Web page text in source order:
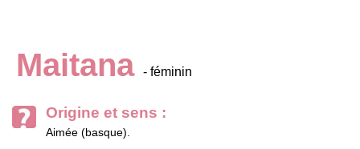
Maitana - féminin
Origine et sens :
Aimée (basque).